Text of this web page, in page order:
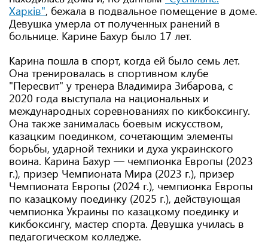
Харків", бежала в подвальное помещение в доме.
Девушка умерла от полученных ранений в
больнице. Карине Бахур было 17 лет.
Карина пошла в спорт, когда ей было семь лет.
Она тренировалась в спортивном клубе
"Пересвит" у тренера Владимира Зибарова, с
2020 года выступала на национальных и
международных соревнованиях по кикбоксингу.
Она также занималась боевым искусством,
казацким поединком, сочетающим элементы
борьбы, ударной техники и духа украинского
воина. Карина Бахур — чемпионка Европы (2023
г.), призер Чемпионата Мира (2023 г.), призер
Чемпионата Европы (2024 г.), чемпионка Европы
по казацкому поединку (2025 г.), действующая
чемпионка Украины по казацкому поединку и
кикбоксингу, мастер спорта. Девушка училась в
педагогическом колледже.